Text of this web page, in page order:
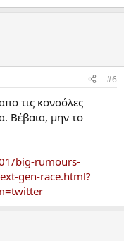
#6
τις κονσόλες
Βέβαια, μην το
big-rumours-
gen-race.html?